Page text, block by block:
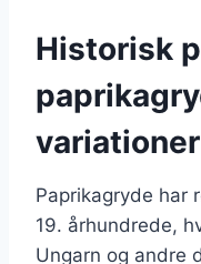
Historisk
variationer
Paprikagryde har
19. århundrede,
Ungarn og andre